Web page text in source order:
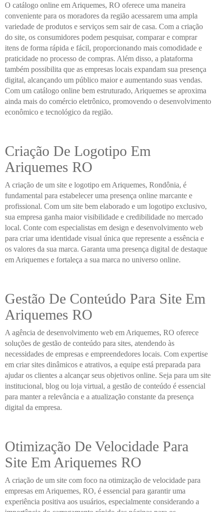
O catálogo online em Ariquemes, RO oferece uma maneira
conveniente para os moradores da região acessarem uma ampla
variedade de produtos e serviços sem sair de casa. Com a criação
do site, os consumidores podem pesquisar, comparar e comprar
itens de forma rápida e fácil, proporcionando mais comodidade e
praticidade no processo de compras. Além disso, a plataforma
também possibilita que as empresas locais expandam sua presença
digital, alcançando um público maior e aumentando suas vendas.
Com um catálogo online bem estruturado, Ariquemes se aproxima
ainda mais do comércio eletrônico, promovendo o desenvolvimento
econômico e tecnológico da região.
Criação De Logotipo Em
Ariquemes RO
A criação de um site e logotipo em Ariquemes, Rondônia, é
fundamental para estabelecer uma presença online marcante e
profissional. Com um site bem elaborado e um logotipo exclusivo,
sua empresa ganha maior visibilidade e credibilidade no mercado
local. Conte com especialistas em design e desenvolvimento web
para criar uma identidade visual única que represente a essência e
os valores da sua marca. Garanta uma presença digital de destaque
em Ariquemes e fortaleça a sua marca no universo online.
Gestão De Conteúdo Para Site Em
Ariquemes RO
A agência de desenvolvimento web em Ariquemes, RO oferece
soluções de gestão de conteúdo para sites, atendendo às
necessidades de empresas e empreendedores locais. Com expertise
em criar sites dinâmicos e atrativos, a equipe está preparada para
ajudar os clientes a alcançar seus objetivos online. Seja para um site
institucional, blog ou loja virtual, a gestão de conteúdo é essencial
para manter a relevância e a atualização constante da presença
digital da empresa.
Otimização De Velocidade Para
Site Em Ariquemes RO
A criação de um site com foco na otimização de velocidade para
empresas em Ariquemes, RO, é essencial para garantir uma
experiência positiva aos usuários, especialmente considerando a